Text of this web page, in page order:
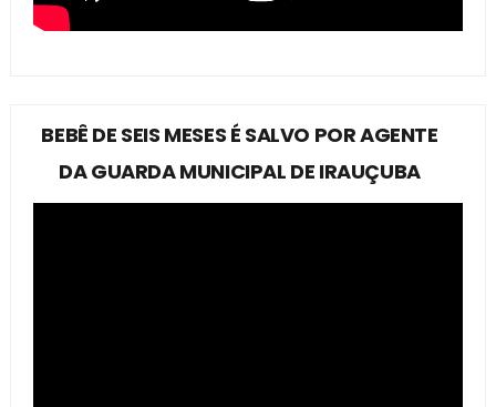
BEBÊ DE SEIS MESES É SALVO POR AGENTE
DA GUARDA MUNICIPAL DE IRAUÇUBA